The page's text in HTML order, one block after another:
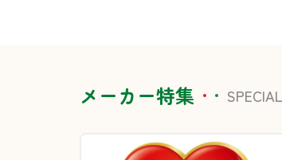
メーカー特集